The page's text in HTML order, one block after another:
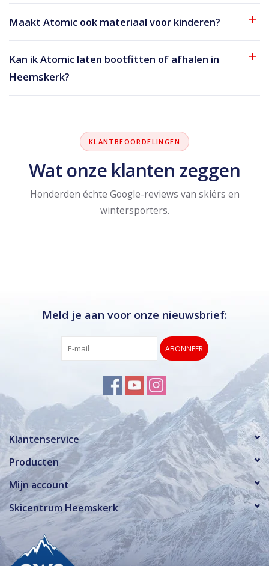
Maakt Atomic ook materiaal voor kinderen?
Kan ik Atomic laten bootfitten of afhalen in
Heemskerk?
KLANTBEOORDELINGEN
Wat onze klanten zeggen
Honderden échte Google-reviews van skiërs en
wintersporters.
Meld je aan voor onze nieuwsbrief:
ABONNEER
Klantenservice
Producten
Mijn account
Skicentrum Heemskerk